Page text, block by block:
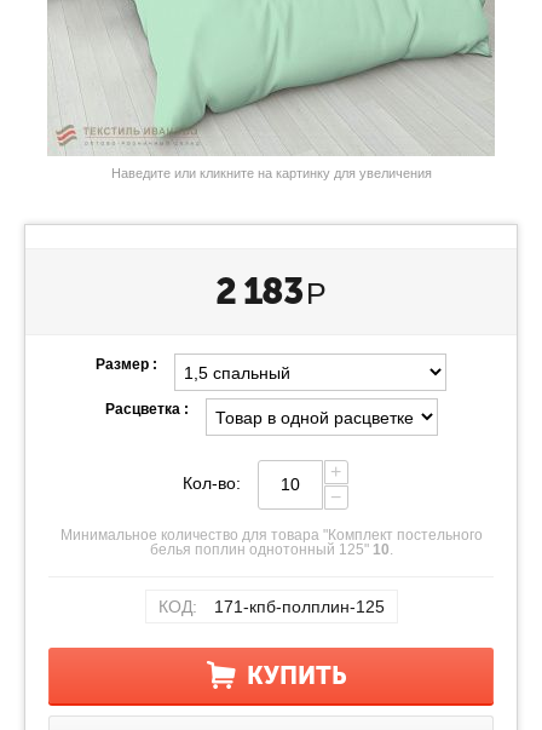
Наведите или кликните на картинку для увеличения
2 183 Р
Размер :
Расцветка :
Кол-во:
+
−
Минимальное количество для товара "Комплект постельного
белья поплин однотонный 125" 10.
КОД: 171-кпб-полплин-125
КУПИТЬ